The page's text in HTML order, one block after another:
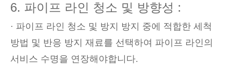
6. 파이프 라인 청소 및 방향성 :
· 파이프 라인 청소 및 방지 방지 중에 적합한 세척
방법 및 반응 방지 재료를 선택하여 파이프 라인의
서비스 수명을 연장해야합니다.